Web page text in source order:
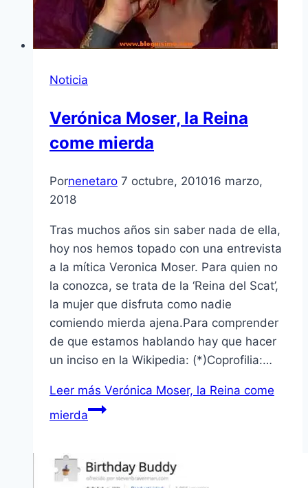
Noticia
Verónica Moser, la Reina
come mierda
Pornenetaro 7 octubre, 201016 marzo,
2018
Tras muchos años sin saber nada de ella,
hoy nos hemos topado con una entrevista
a la mí­tica Veronica Moser. Para quien no
la conozca, se trata de la ‘Reina del Scat’,
la mujer que disfruta como nadie
comiendo mierda ajena.Para comprender
de que estamos hablando hay que hacer
un inciso en la Wikipedia: (*)Coprofilia:…
Leer más Verónica Moser, la Reina come
mierda